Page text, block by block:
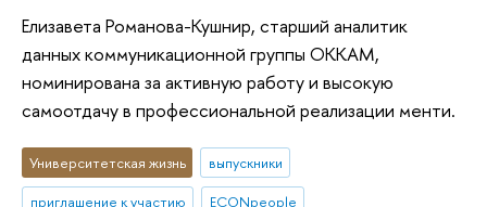
Елизавета Романова-Кушнир, старший аналитик
данных коммуникационной группы ОККАМ,
номинирована за активную работу и высокую
самоотдачу в профессиональной реализации менти.
Университетская жизнь
выпускники
приглашение к участию
ECONpeople